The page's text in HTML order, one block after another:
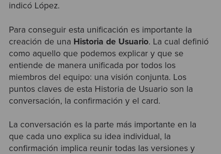
indicó López.
Para conseguir esta unificación es importante la
creación de una Historia de Usuario. La cual definió
como aquello que podemos explicar y que se
entiende de manera unificada por todos los
miembros del equipo: una visión conjunta. Los
puntos claves de esta Historia de Usuario son la
conversación, la confirmación y el card.
La conversación es la parte más importante en la
que cada uno explica su idea individual, la
confirmación implica reunir todas las versiones y